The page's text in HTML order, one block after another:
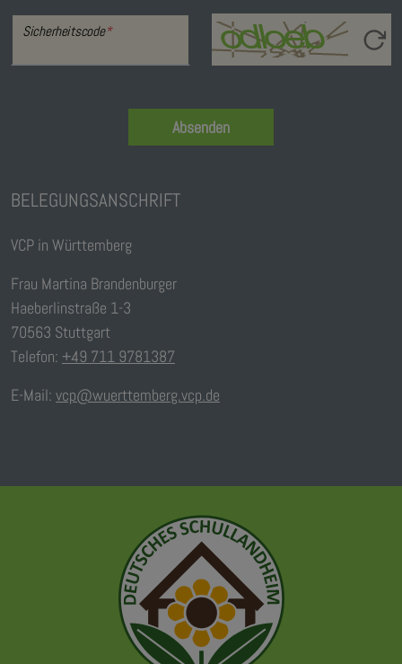
Sicherheitscode*
Absenden
BELEGUNGSANSCHRIFT
VCP in Württemberg
Frau Martina Brandenburger
Haeberlinstraße 1-3
70563 Stuttgart
Telefon: +49 711 9781387
E-Mail: vcp@wuerttemberg.vcp.de